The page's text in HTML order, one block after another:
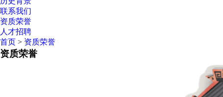
联系我们
资质荣誉
人才招聘
首页 > 资质荣誉
资质荣誉